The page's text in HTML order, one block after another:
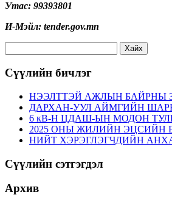
Утас: 99393801
И-Мэйл: tender.gov.mn
Сүүлийн бичлэг
НЭЭЛТТЭЙ АЖЛЫН БАЙРНЫ
ДАРХАН-УУЛ АЙМГИЙН
6 кВ-Н ЦДАШ-ЫН МОДОН
2025 ОНЫ ЖИЛИЙН ЭЦСИЙН
НИЙТ ХЭРЭГЛЭГЧДИЙН
Сүүлийн сэтгэгдэл
Архив